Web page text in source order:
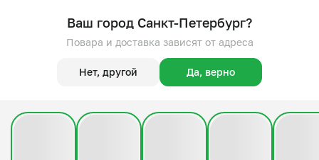
Ваш город Санкт-Петербург?
Повара и доставка зависят от адреса
Нет, другой Да, верно